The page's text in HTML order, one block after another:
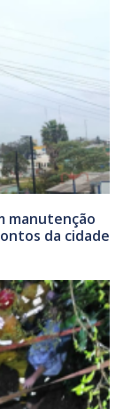
manutenção
da cidade